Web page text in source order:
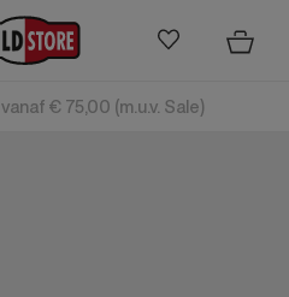
vanaf € 75,00 (m.u.v. Sale)